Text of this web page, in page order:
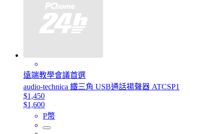
遠端教學會議首選
audio-technica 鐵三角 USB通話揚聲器 ATCSP1
$1,450
$1,600
P幣